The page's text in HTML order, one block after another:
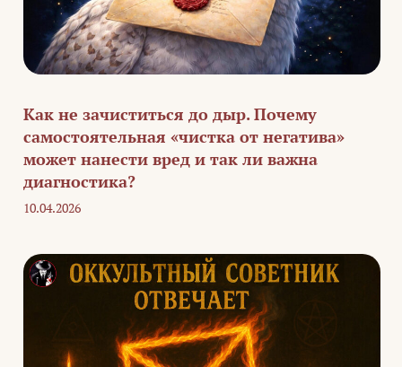
Как не зачиститься до дыр. Почему
самостоятельная «чистка от негатива»
может нанести вред и так ли важна
диагностика?
10.04.2026